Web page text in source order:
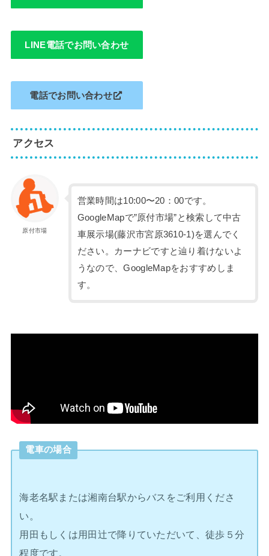
LINE電話でお問い合わせ
電話でお問い合わせ
アクセス
原付市場
営業時間は10:00〜20：00です。
GoogleMapで”原付市場”と検索して中古
車展示場(藤沢市宮原3610-1)を選んでく
ださい。カーナビですと辿り着けないよ
うなので、GoogleMapをおすすめしま
す。
電車の場合
海老名駅または湘南台駅からバスをご利用くださ
い。
用田もしくは用田辻で降りていただいて、徒歩５分
程度です。